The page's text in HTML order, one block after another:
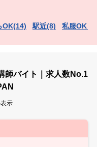
OK(14) 駅近(8) 私服OK（
師バイト｜求人数No.1
示